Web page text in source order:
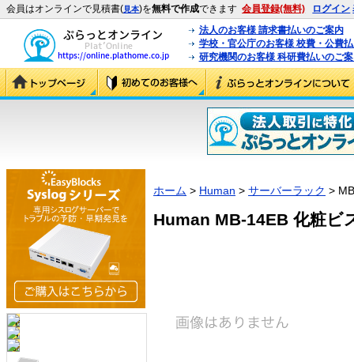
会員はオンラインで見積書(見本)を無料で作成できます 会員登録(無料) ログイン
法人のお客様 請求書払いのご案内
学校・官公庁のお客様 校費・公費
研究機関のお客様 科研費払いのご
ホーム > Human > サーバーラック >
Human MB-14EB 化粧ビ